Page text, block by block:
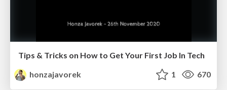
Tips & Tricks on How to Get Your First Job In Tech
honzajavorek
1 670